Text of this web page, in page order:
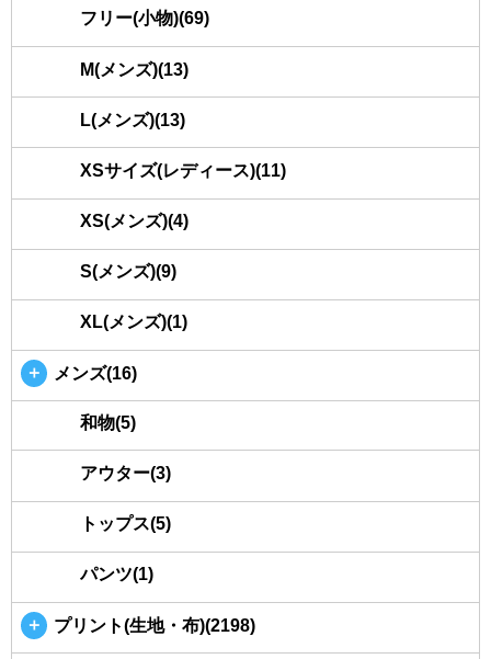
フリー(小物)(69)
M(メンズ)(13)
L(メンズ)(13)
XSサイズ(レディース)(11)
XS(メンズ)(4)
S(メンズ)(9)
XL(メンズ)(1)
＋ メンズ(16)
和物(5)
アウター(3)
トップス(5)
パンツ(1)
＋ プリント(生地・布)(2198)